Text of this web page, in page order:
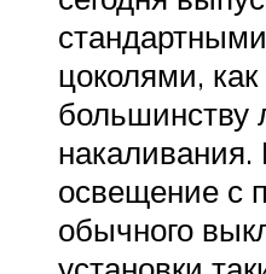
цоколями,
большинству
освещение с
обычного